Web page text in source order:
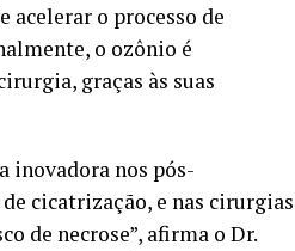
o processo de
o ozônio é
graças às suas
inovadora nos pós-
cicatrização, e nas cirurgias
de necrose”, afirma o Dr.